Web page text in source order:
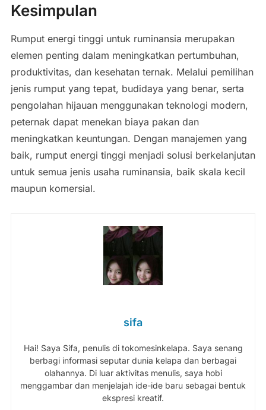
Kesimpulan
Rumput energi tinggi untuk ruminansia merupakan
elemen penting dalam meningkatkan pertumbuhan,
produktivitas, dan kesehatan ternak. Melalui pemilihan
jenis rumput yang tepat, budidaya yang benar, serta
pengolahan hijauan menggunakan teknologi modern,
peternak dapat menekan biaya pakan dan
meningkatkan keuntungan. Dengan manajemen yang
baik, rumput energi tinggi menjadi solusi berkelanjutan
untuk semua jenis usaha ruminansia, baik skala kecil
maupun komersial.
sifa
Hai! Saya Sifa, penulis di tokomesinkelapa. Saya senang
berbagi informasi seputar dunia kelapa dan berbagai
olahannya. Di luar aktivitas menulis, saya hobi
menggambar dan menjelajah ide-ide baru sebagai bentuk
ekspresi kreatif.